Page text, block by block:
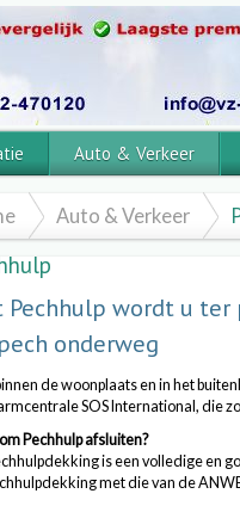
Auto & Verkeer
Auto & Verkeer
Pechhulp wordt u
onderweg
de woonplaats en in het
SOS International, die
Pechhulp afsluiten?
is een volledige en
met die van de